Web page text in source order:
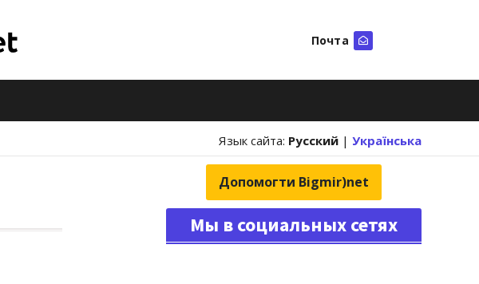
Почта
Язык сайта: Русский | Українська
Допомогти Bigmir)net
Мы в социальных сетях